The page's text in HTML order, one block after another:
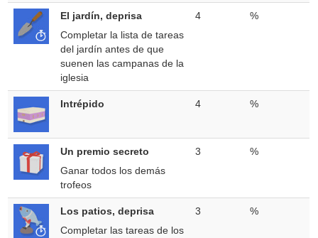
El jardín, deprisa
Completar la lista de tareas
del jardín antes de que
suenen las campanas de la
iglesia
4 %
Intrépido 4 %
Un premio secreto
Ganar todos los demás
trofeos
3 %
Los patios, deprisa
Completar las tareas de los
3 %